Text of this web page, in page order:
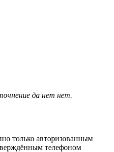
да нет нет.
только авторизованным
телефоном